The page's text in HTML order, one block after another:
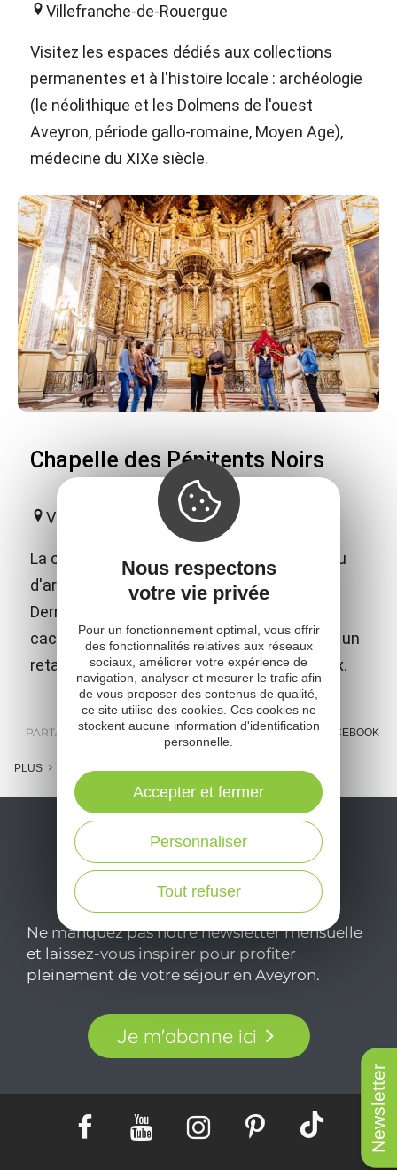
Newsletter
Villefranche-de-Rouergue
Visitez les espaces dédiés aux collections
permanentes et à l'histoire locale : archéologie
(le néolithique et les Dolmens de l'ouest
Aveyron, période gallo-romaine, Moyen Age),
médecine du XIXe siècle.
Chapelle des Pénitents Noirs
Villefranche-de-Rouergue
La chapelle des Pénitents Noirs est un joyau
d'art baroque des XVIIe et XVIIIe siècles.
Derrière sa façade relativement sobre, se
cache un riche décor avec un plafond peint, un
retable coloré et doré et six grands tableaux.
PARTAGER : E-MAIL MESSENGER FACEBOOK
PLUS
Ne manquez pas notre newsletter mensuelle
et laissez-vous inspirer pour profiter
pleinement de votre séjour en Aveyron.
Je m'abonne ici
Nous respectons
votre vie privée
Pour un fonctionnement optimal, vous offrir
des fonctionnalités relatives aux réseaux
sociaux, améliorer votre expérience de
navigation, analyser et mesurer le trafic afin
de vous proposer des contenus de qualité,
ce site utilise des cookies. Ces cookies ne
stockent aucune information d'identification
personnelle.
Tout refuser
Personnaliser
Accepter et fermer